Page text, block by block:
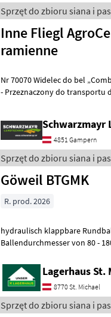
Sprzęt do zbioru siana i
Inne Fliegl
ramienne
Nr 70070 Widelec do bel „Combi-Duplex” - Standardowo ocynkowany
- Przeznaczony do transportu dwóch
Schwarzmayr
4851 Gampern
Sprzęt do zbioru siana i
Göweil BTGMK
R. prod. 2026
hydraulisch klappbare
Ballendurchmesser von 80 -
Lagerhaus St.
8770 St. Michael
Sprzęt do zbioru siana i